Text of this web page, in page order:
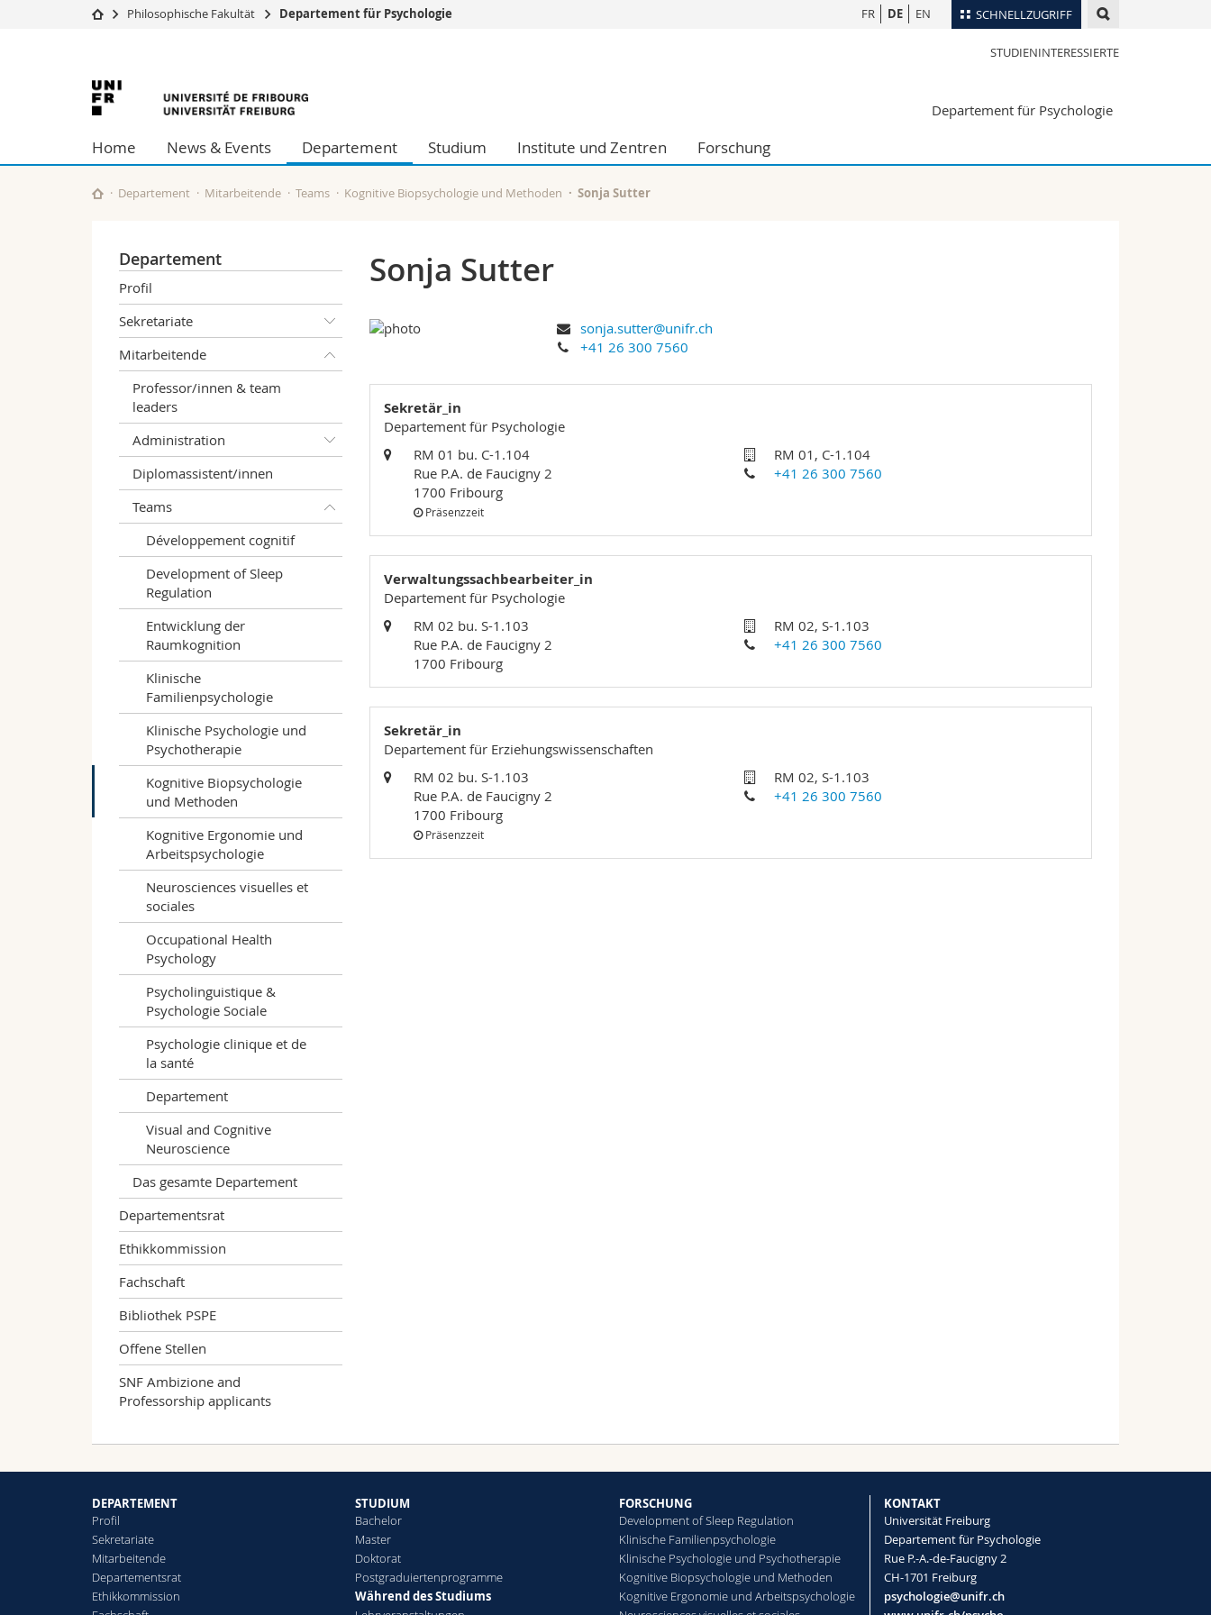
SCHNELLZUGRIFF
Studium
Campus
Universität
Weiterbildung
Theologische Fak.
Philosophische Fak.
Fak. für Erziehungs- und Bildungswissenschaften
Math.-Nat. und Med. Fak.
Interfakultär
Forschende
Mitarbeitende
Bibliotheken
Vorlesungsverzeichnis
FR DE EN
Philosophische Fakultät Departement für Psychologie
STUDIENINTERESSIERTE
Universität
Freiburg
Departement für Psychologie
Home News & Events Departement Studium Institute und Zentren Forschung
Departement Mitarbeitende Teams Kognitive Biopsychologie und Methoden Sonja Sutter
Departement
Profil
Sekretariate
Mitarbeitende
Professor/innen & team
leaders
Administration
Diplomassistent/innen
Teams
Développement cognitif
Development of Sleep
Regulation
Entwicklung der
Raumkognition
Klinische
Familienpsychologie
Klinische Psychologie und
Psychotherapie
Kognitive Biopsychologie
und Methoden
Kognitive Ergonomie und
Arbeitspsychologie
Neurosciences visuelles et
sociales
Occupational Health
Psychology
Psycholinguistique &
Psychologie Sociale
Psychologie clinique et de
la santé
Departement
Visual and Cognitive
Neuroscience
Das gesamte Departement
Departementsrat
Ethikkommission
Fachschaft
Bibliothek PSPE
Offene Stellen
SNF Ambizione and
Professorship applicants
Sonja Sutter
sonja.sutter@unifr.ch
+41 26 300 7560
Sekretär_in
Departement für Psychologie
RM 01 bu. C-1.104
Rue P.A. de Faucigny 2
1700 Fribourg
Präsenzzeit
RM 01, C-1.104
+41 26 300 7560
Verwaltungssachbearbeiter_in
Departement für Psychologie
RM 02 bu. S-1.103
Rue P.A. de Faucigny 2
1700 Fribourg
RM 02, S-1.103
+41 26 300 7560
Sekretär_in
Departement für Erziehungswissenschaften
RM 02 bu. S-1.103
Rue P.A. de Faucigny 2
1700 Fribourg
Präsenzzeit
RM 02, S-1.103
+41 26 300 7560
DEPARTEMENT
Profil
Sekretariate
Mitarbeitende
Departementsrat
Ethikkommission
STUDIUM
Bachelor
Master
Doktorat
Postgraduiertenprogramme
Während des Studiums
FORSCHUNG
Development of Sleep Regulation
Klinische Familienpsychologie
Klinische Psychologie und Psychotherapie
Kognitive Biopsychologie und Methoden
Kognitive Ergonomie und Arbeitspsychologie
KONTAKT
Universität Freiburg
Departement für Psychologie
Rue P.-A.-de-Faucigny 2
CH-1701 Freiburg
psychologie@unifr.ch